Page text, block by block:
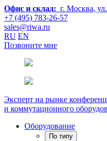
Офис и склад: г. Москва,
+7 (495) 783-26-57
sales@riwa.ru
RU EN
Позвоните мне
Эксперт на рынке
и коммутационного
Оборудование
По типу